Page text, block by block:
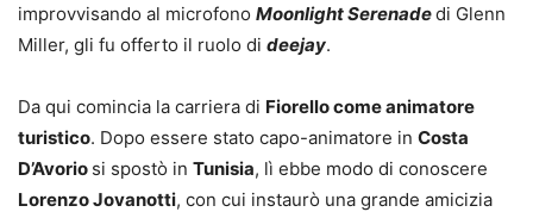
improvvisando al microfono Moonlight Serenadedi Glenn
Miller, gli fu offerto il ruolo di deejay.
Da qui comincia la carriera di Fiorello come animatore
turistico. Dopo essere stato capo-animatore in Costa
D’Avorio si spostò in Tunisia, lì ebbe modo di conoscere
Lorenzo Jovanotti, con cui instaurò una grande amicizia